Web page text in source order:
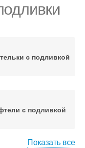
с подливкой
с подливкой
Показать все